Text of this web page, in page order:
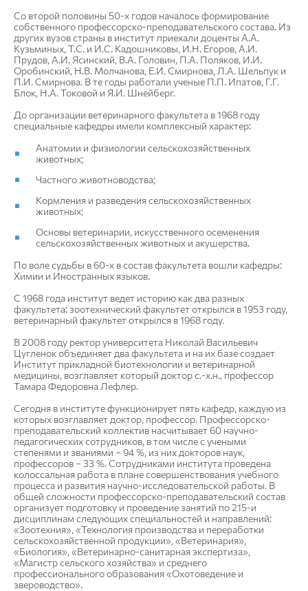
Со второй половины 50-х годов началось формирование
собственного профессорско-преподавательского состава. Из
других вузов страны в институт приехали доценты А.А.
Кузьминых, Т.С. и И.С. Кадошниковы, И.Н. Егоров, А.И.
Прудов, А.И. Ясинский, В.А. Головин, П.А. Поляков, И.И.
Оробинский, Н.В. Молчанова, Е.И. Смирнова, Л.А. Шельпук и
П.И. Смирнова. В те годы работали ученые П.П. Ипатов, Г.Г.
Блок, Н.А. Токовой и Я.И. Шнейберг.
До организации ветеринарного факультета в 1968 году
специальные кафедры имели комплексный характер:
Анатомии и физиологии сельскохозяйственных
животных;
Частного животноводства;
Кормления и разведения сельскохозяйственных
животных;
Основы ветеринарии, искусственного осеменения
сельскохозяйственных животных и акушерства.
По воле судьбы в 60-х в состав факультета вошли кафедры:
Химии и Иностранных языков.
С 1968 года институт ведет историю как два разных
факультета: зоотехнический факультет открылся в 1953 году,
ветеринарный факультет открылся в 1968 году.
В 2008 году ректор университета Николай Васильевич
Цугленок объединяет два факультета и на их базе создает
Институт прикладной биотехнологии и ветеринарной
медицины, возглавляет который доктор с.-х.н., профессор
Тамара Федоровна Лефлер.
Сегодня в институте функционирует пять кафедр, каждую из
которых возглавляет доктор, профессор. Профессорско-
преподавательский коллектив насчитывает 60 научно-
педагогических сотрудников, в том числе с учеными
степенями и званиями – 94 %, из них докторов наук,
профессоров – 33 %. Сотрудниками института проведена
колоссальная работа в плане совершенствования учебного
процесса и развития научно-исследовательской работы. В
общей сложности профессорско-преподавательский состав
организует подготовку и проведение занятий по 215-и
дисциплинам следующих специальностей и направлений:
«Зоотехния», «Технология производства и переработки
сельскохозяйственной продукции», «Ветеринария»,
«Биология», «Ветеринарно-санитарная экспертиза»,
«Магистр сельского хозяйства» и среднего
профессионального образования «Охотоведение и
звероводство».